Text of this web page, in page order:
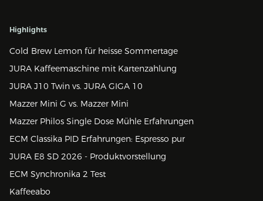
Highlights
Cold Brew Lemon für heisse Sommertage
JURA Kaffeemaschine mit Kartenzahlung
JURA J10 Twin vs. JURA GIGA 10
Mazzer Mini G vs. Mazzer Mini
Mazzer Philos Single Dose Mühle Erfahrungen
ECM Classika PID Erfahrungen: Espresso pur
JURA E8 SD 2026 - Produktvorstellung
ECM Synchronika 2 Test
Kaffeeabo